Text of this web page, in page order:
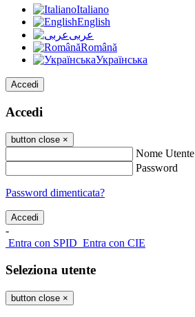
Italiano
English
عربى
Română
Українська
Accedi
Accedi
button close ×
Nome Utente
Password
Password dimenticata?
-
Entra con SPID Entra con CIE
Seleziona utente
button close ×